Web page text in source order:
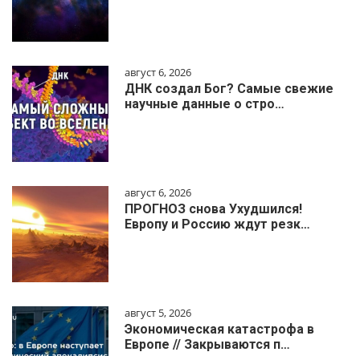
август 6, 2026
ДНК создал Бог? Самые свежие
научные данные о стро…
август 6, 2026
ПРОГНОЗ снова Ухудшился!
Европу и Россию ждут резк…
август 5, 2026
Экономическая катастрофа в
Европе // Закрываются п…